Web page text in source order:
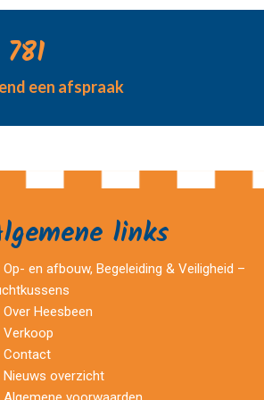
een afspraak
links
Op- en afbouw, Begeleiding & Veiligheid –
Over Heesbeen
Verkoop
Contact
Nieuws overzicht